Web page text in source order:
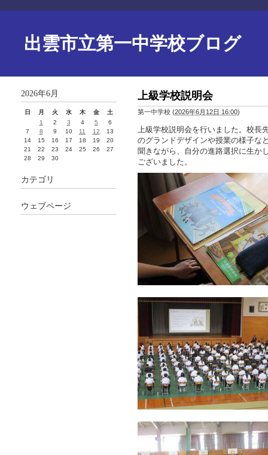
出雲市立第一中学校ブログ
上級学校説明会
第一中学校 (2026年6月12日 16:00)
上級学校説明会を行いました。校
のグランドデザインや授業の様子な
聞きながら、自分の進路選択に生か
ございました。
2026年6月
日 月 火 水 木 金
土
1
2 3 4 5
6
7
8 9 10 11 12
13
14
15 16 17 18 19
20
21
22 23 24 25 26
27
28
29 30
カテゴリ
ウェブページ